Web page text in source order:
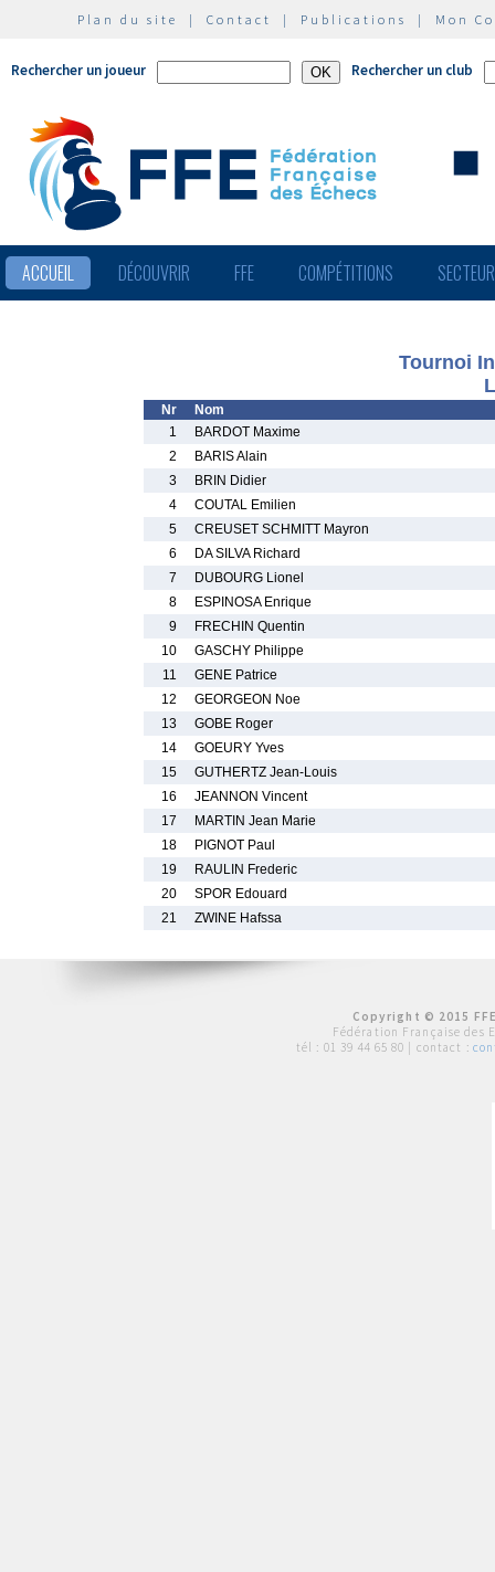
Plan du site | Contact | Publications | Mon
Rechercher un joueur Rechercher un club
ACCUEIL DÉCOUVRIR FFE COMPÉTITIONS
Tournoi
Nr
Nom
1
BARDOT Maxime
2
BARIS Alain
3
BRIN Didier
4
COUTAL Emilien
5
CREUSET SCHMITT Mayron
6
DA SILVA Richard
7
DUBOURG Lionel
8
ESPINOSA Enrique
9
FRECHIN Quentin
10
GASCHY Philippe
11
GENE Patrice
12
GEORGEON Noe
13
GOBE Roger
14
GOEURY Yves
15
GUTHERTZ Jean-Louis
16
JEANNON Vincent
17
MARTIN Jean Marie
18
PIGNOT Paul
19
RAULIN Frederic
20
SPOR Edouard
21
ZWINE Hafssa
Copyright © 2015
Fédération Française des
tél : 01 39 44 65 80 | contact :